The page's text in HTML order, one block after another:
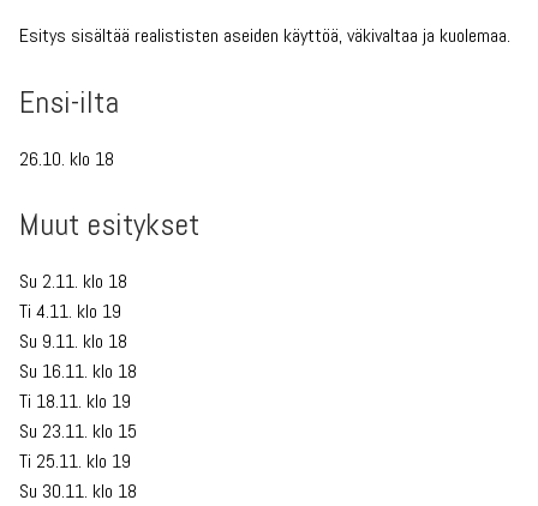
Esitys sisältää realististen aseiden käyttöä, väkivaltaa ja kuolemaa.
Ensi-ilta
26.10. klo 18
Muut esitykset
Su 2.11. klo 18
Ti 4.11. klo 19
Su 9.11. klo 18
Su 16.11. klo 18
Ti 18.11. klo 19
Su 23.11. klo 15
Ti 25.11. klo 19
Su 30.11. klo 18